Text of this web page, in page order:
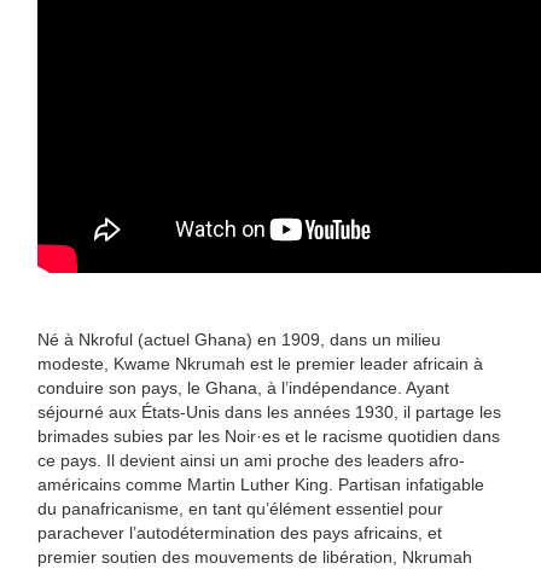
Né à Nkroful (actuel Ghana) en 1909, dans un milieu
modeste, Kwame Nkrumah est le premier leader africain à
conduire son pays, le Ghana, à l’indépendance. Ayant
séjourné aux États-Unis dans les années 1930, il partage les
brimades subies par les Noir·es et le racisme quotidien dans
ce pays. Il devient ainsi un ami proche des leaders afro-
américains comme Martin Luther King. Partisan infatigable
du panafricanisme, en tant qu’élément essentiel pour
parachever l’autodétermination des pays africains, et
premier soutien des mouvements de libération, Nkrumah